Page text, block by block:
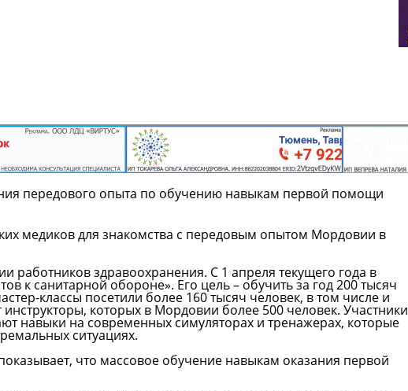
передового опыта по обучению навыкам первой помощи
медиков для знакомства с передовым опытом Мордовии в
работников здравоохранения. С 1 апреля текущего года в
к санитарной обороне». Его цель – обучить за год 200 тысяч
классы посетили более 160 тысяч человек, в том числе и
которых в Мордовии более 500 человек. Участники
навыки на современных симуляторах и тренажерах, которые
ситуациях.
что массовое обучение навыкам оказания первой